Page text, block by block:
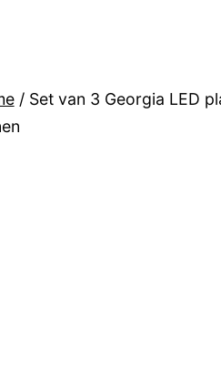
/ Set van 3 Georgia LED